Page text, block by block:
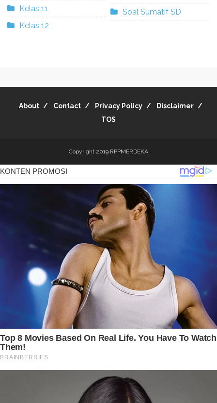
Kelas 11
Kelas 12
Soal Sumatif SD
About Contact Privacy Policy
Disclaimer
TOS
Copyright 2019 RPPMERDEKA